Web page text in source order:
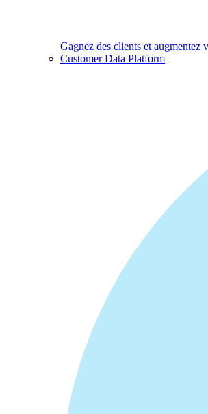
Gagnez des clients et augmentez
Customer Data Platform